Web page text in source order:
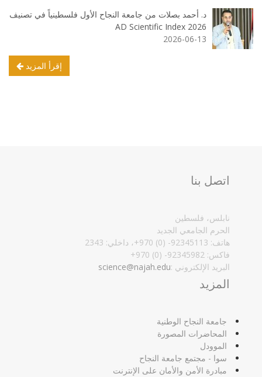
د. أحمد بصلات من جامعة النجاح الأول فلسطينياً في تصنيف
AD Scientific Index 2026
2026-06-13
إقرأ المزيد
اتصل بنا
نابلس، فلسطين
الحرم الجامعي الجديد
هاتف: 92345113- (0) 970+، داخلي: 2343
فاكس: 92345982- (0) 970+‏
البريد الإلكتروني :‏science@najah.edu
المزيد
جامعة النجاح الوطنية
المحاضرات المصورة
الموودل
سوا - مجتمع جامعة النجاح
مبادرة الأمن والأمان على الإنترنت